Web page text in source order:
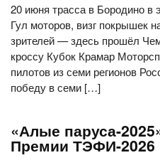
20 июня трасса в Бородино в
Гул моторов, визг покрышек
зрителей — здесь прошёл
кроссу Кубок Крамар
пилотов из семи регионов
победу в семи […]
«Алые паруса-
Премии ТЭФИ-2026